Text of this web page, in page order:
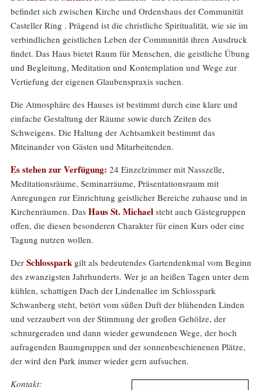
befindet sich zwischen Kirche und Ordenshaus der Communität
Casteller Ring . Prägend ist die christliche Spiritualität, wie sie im
verbindlichen geistlichen Leben der Communität ihren Ausdruck
findet. Das Haus bietet Raum für Menschen, die geistliche Übung
und Begleitung, Meditation und Kontemplation und Wege zur
Vertiefung der eigenen Glaubenspraxis suchen.
Die Atmosphäre des Hauses ist bestimmt durch eine klare und
einfache Gestaltung der Räume sowie durch Zeiten des
Schweigens. Die Haltung der Achtsamkeit bestimmt das
Miteinander von Gästen und Mitarbeitenden.
Es stehen zur Verfügung: 24 Einzelzimmer mit Nasszelle,
Meditationsräume, Seminarräume, Präsentationsraum mit
Anregungen zur Einrichtung geistlicher Bereiche zuhause und in
Kirchenräumen. Das Haus St. Michael steht auch Gästegruppen
offen, die diesen besonderen Charakter für einen Kurs oder eine
Tagung nutzen wollen.
Der Schlosspark gilt als bedeutendes Gartendenkmal vom Beginn
des zwanzigsten Jahrhunderts. Wer je an heißen Tagen unter dem
kühlen, schattigen Dach der Lindenallee im Schlosspark
Schwanberg steht, betört vom süßen Duft der blühenden Linden
und verzaubert von der Stimmung der großen Gehölze, der
schnurgeraden und dann wieder gewundenen Wege, der hoch
aufragenden Baumgruppen und der sonnenbeschienenen Plätze,
der wird den Park immer wieder gern aufsuchen.
Kontakt: